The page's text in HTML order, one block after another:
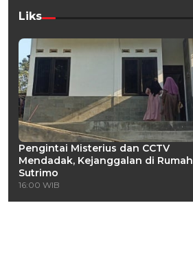
Liks
Pengintai Misterius dan CCTV
Mendadak, Kejanggalan di Rumah
Sutrimo
16:00 WIB